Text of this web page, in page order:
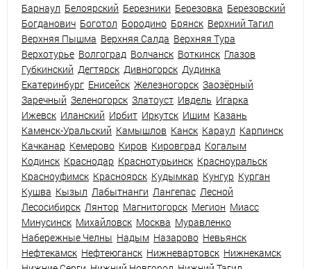
Барнаул Белоярский Березники Березовка Березовский
Богданович Боготол Бородино Брянск Верхний Тагил
Верхняя Пышма Верхняя Салда Верхняя Тура
Верхотурье Волгоград Волчанск Воткинск Глазов
Губкинский Дегтярск Дивногорск Дудинка
Екатеринбург Енисейск Железногорск Заозёрный
Заречный Зеленогорск Златоуст Ивдель Игарка
Ижевск Иланский Ирбит Иркутск Ишим Казань
Каменск-Уральский Камышлов Канск Караул Карпинск
Качканар Кемерово Киров Кировград Когалым
Кодинск Краснодар Краснотурьинск Красноуральск
Красноуфимск Красноярск Кудымкар Кунгур Курган
Кушва Кызыл Лабытнанги Лангепас Лесной
Лесосибирск Лянтор Магнитогорск Мегион Миасс
Минусинск Михайловск Москва Муравленко
Набережные Челны Надым Назарово Невьянск
Нефтекамск Нефтеюганск Нижневартовск Нижнекамск